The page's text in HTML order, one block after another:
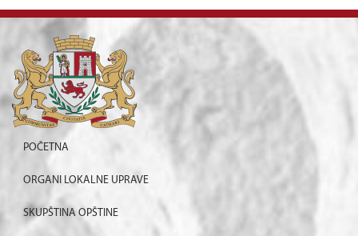
POČETNA
ORGANI LOKALNE UPRAVE
SKUPŠTINA OPŠTINE